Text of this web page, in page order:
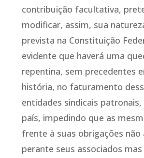
contribuição facultativa,
modificar, assim, sua
prevista na Constituição
evidente que haverá uma
repentina, sem precedentes
história, no faturamento
entidades sindicais
país, impedindo que as
frente à suas obrigações não
perante seus associados